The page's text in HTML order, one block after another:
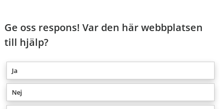
Ge oss respons! Var den här webbplatsen
till hjälp?
Ja
Nej